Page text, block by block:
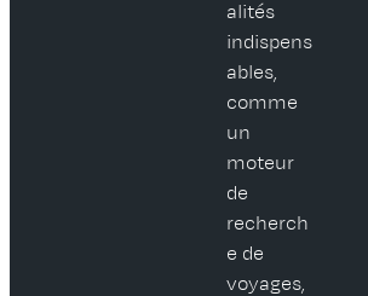
alités
indispens
ables,
comme
un
moteur
de
recherch
e de
voyages,